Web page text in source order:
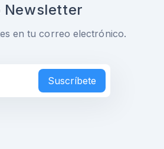
Newsletter
en tu correo electrónico.
Suscríbete